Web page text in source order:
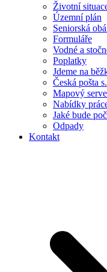
Životní
Územní plán
Seniorská
Formuláře
Vodné a
Poplatky
Jdeme na
Česká pošta
Mapový
Nabídky
Jaké bude
Odpady
Kontakt